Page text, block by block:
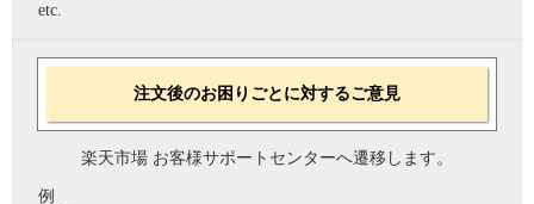
etc.
注文後のお困りごとに対するご意見
楽天市場 お客様サポートセンターへ遷移します。
例